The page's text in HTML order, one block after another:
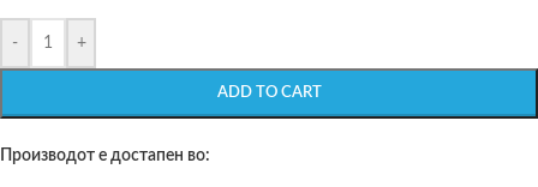
- +
ADD TO CART
Производот е достапен во: